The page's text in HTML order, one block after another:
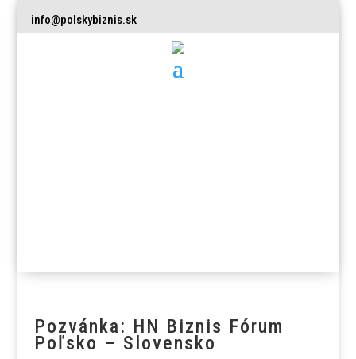
info@polskybiznis.sk
Pozvánka: HN Biznis Fórum
Poľsko – Slovensko